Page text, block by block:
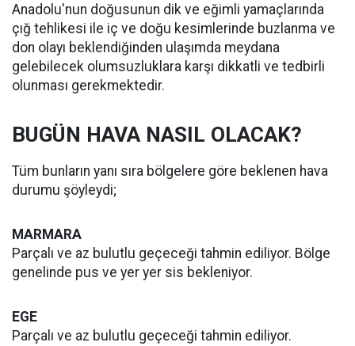
Anadolu'nun doğusunun dik ve eğimli yamaçlarında
çığ tehlikesi ile iç ve doğu kesimlerinde buzlanma ve
don olayı beklendiğinden ulaşımda meydana
gelebilecek olumsuzluklara karşı dikkatli ve tedbirli
olunması gerekmektedir.
BUGÜN HAVA NASIL OLACAK?
Tüm bunların yanı sıra bölgelere göre beklenen hava
durumu şöyleydi;
MARMARA
Parçalı ve az bulutlu geçeceği tahmin ediliyor. Bölge
genelinde pus ve yer yer sis bekleniyor.
EGE
Parçalı ve az bulutlu geçeceği tahmin ediliyor.